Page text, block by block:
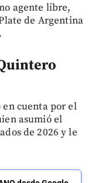
agente libre,
de Argentina
cuenta por el
asumió el
de 2026 y le